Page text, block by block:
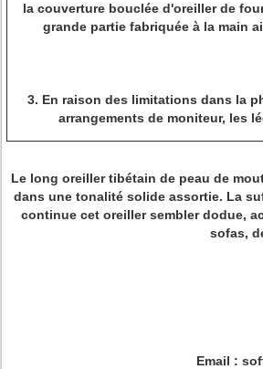
la couverture bouclée d'oreiller de
grande partie fabriquée à la main
3. En raison des limitations dans la
arrangements de moniteur, les
Le long oreiller tibétain de peau de
dans une tonalité solide assortie. La
continue cet oreiller sembler dodue,
sofas,
Email :